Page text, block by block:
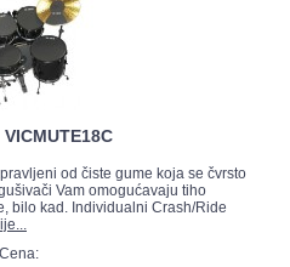
od čiste gume koja se čvrsto
Vam omogućavaju tiho
bilo kad. Individualni Crash/Ride
Cena: